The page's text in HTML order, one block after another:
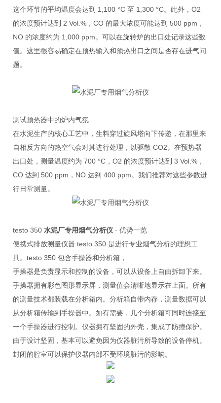
这个环节的平均温度会达到 1,100 °C至 1,300 °C。此外，O2
的浓度预计达到 2 Vol.% ，CO 的最大浓度可能达到 500 ppm ，
NO 的浓度约为 1,000 ppm。可以在旋转炉的出口处记录这些数
值。这里很容易确定在预热输入和预热出口之间是否存在进气问
题。
测试预热器中的炉内气氛
在水泥生产的核心工艺中，生料穿过旋风塔向下传递，在那里来
自相反方向的热空气会对其进行处理，以驱散 CO2。在预热器
出口处，测量温度约为 700 °C ，O2 的浓度预计达到 3 Vol.% ，
CO达到 500 ppm ， NO达到 400 ppm。我们推荐对这些参数进
行日常测量。
testo 350水泥厂专用烟气分析仪 -优势一览
便携式排放测量仪器 testo 350是进行专业烟气分析的理想工
具。testo 350包含手操器和分析箱，
手操器是负责显示和控制的设备，可以从设备上自由拆卸下来。
手操器拥有彩色图形显示屏，测量值会清晰地显示在上面。所有
的测量技术都装载在分析箱内。分析箱自带内存，测量数据可以
从分析箱传输到手操器中。如有需要，几个分析箱可同时连接至
一个手操器进行控制。仪器拥有坚固的外壳，集成了防撞保护。
由于设计坚固，基本可以避免因为仪器脏污所导致的设备停机。
封闭的腔室可以保护仪器内部不受环境脏污的影响。